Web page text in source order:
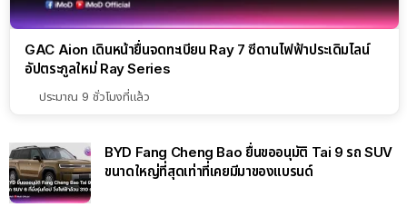
GAC Aion เดินหน้ายื่นจดทะเบียน Ray 7 ซีดานไฟฟ้าประเดิมไลน์
อัปตระกูลใหม่ Ray Series
ประมาณ 9 ชั่วโมงที่แล้ว
BYD Fang Cheng Bao ยื่นขออนุมัติ Tai 9 รถ SUV
ขนาดใหญ่ที่สุดเท่าที่เคยมีมาของแบรนด์